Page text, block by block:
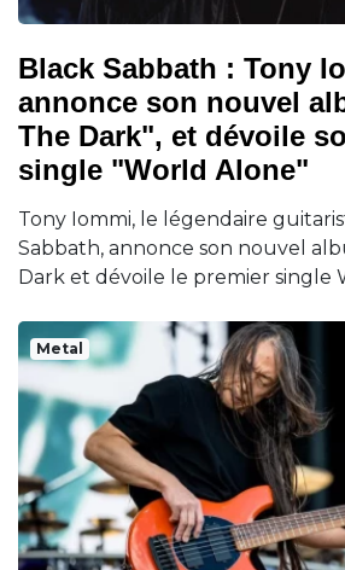
Black Sabbath : Tony
annonce son nouvel
The Dark", et dévoile
single "World Alone"
Tony Iommi, le légendaire
Sabbath, annonce son nouvel
Dark et dévoile le premier single
Metal